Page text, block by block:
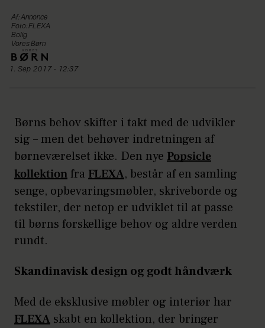
Af: Annonce
Foto: FLEXA
Bolig
Vores Børn
1. Sep 2017 - 12:37
Børns behov skifter i takt med de udvikler
sig – men det behøver indretningen af
børneværelset ikke. Den nye Popsicle
kollektion fra FLEXA, består af en samling
senge, opbevaringsmøbler, skriveborde og
tekstiler, der netop er udviklet til at passe
til børns forskellige behov og aldre verden
rundt.
Skandinavisk design og godt håndværk
Med de eksklusive møbler og interiør har
FLEXA skabt en kollektion, der bringer